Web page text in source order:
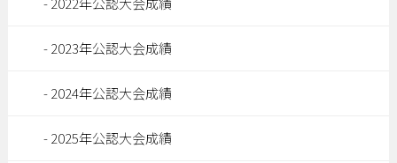
2023年公認大会成績
2024年公認大会成績
2025年公認大会成績